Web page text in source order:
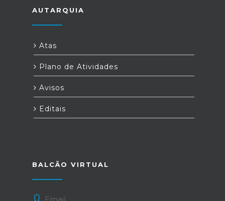
AUTARQUIA
Atas
Plano de Atividades
Avisos
Editais
BALCÃO VIRTUAL